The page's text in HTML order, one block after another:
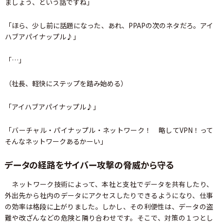
ましょう、という話ですね」
「ほら、少し前に話題になった、あれ、PPAPの次のネタだろ。アイ
ハブアパイナップル♪」
「…」
（社長、軽快にステップを踏み始める）
「アイハブアパイナップル♪」
「バーチャル・パイナップル・ネットワーク！ 略してVPN！って
そんなネットワークあるかーい」
データの経路をサイバー攻撃の脅威から守る
ネットワーク技術によって、本社と支社でデータを共有したり、
外出先から社内のデータにアクセスしたりできるようになり、仕事
の効率は格段に上がりました。しかし、その利便性は、データの盗
難や改ざんなどの危険と隣り合わせです。そこで、対策の１つとし